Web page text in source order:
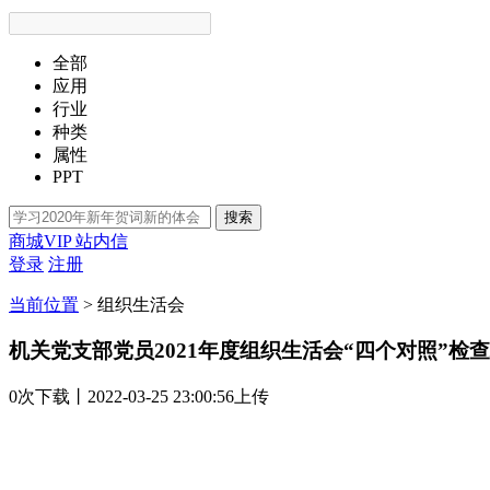
全部
应用
行业
种类
属性
PPT
搜索
商城VIP站内信
登录 注册
当前位置 > 组织生活会
机关党支部党员2021年度组织生活会“四个对照”检
0次下载 丨2022-03-25 23:00:56上传